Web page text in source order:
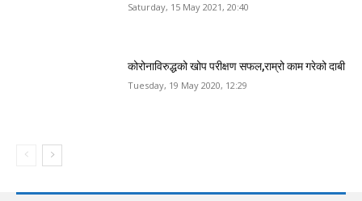
Saturday, 15 May 2021, 20:40
कोरोनाविरुद्धको खोप परीक्षण सफल,राम्रो काम गरेको दाबी
Tuesday, 19 May 2020, 12:29